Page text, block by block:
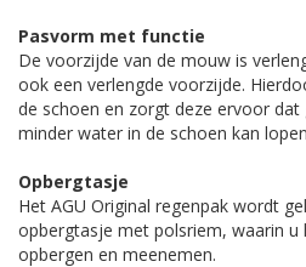
Pasvorm met functie
De voorzijde van de mouw is
ook een verlengde voorzijde.
de schoen en zorgt deze ervoor dat
minder water in de schoen kan
Opbergtasje
Het AGU Original regenpak wordt
opbergtasje met polsriem, waarin u
opbergen en meenemen.